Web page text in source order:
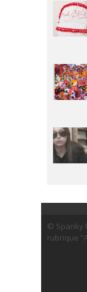
© Spanky
rubrique